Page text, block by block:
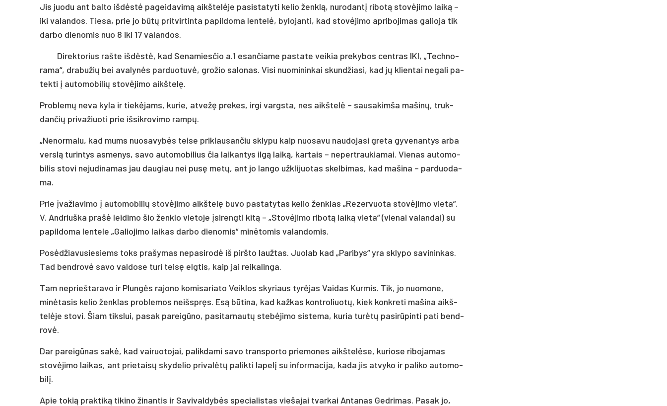
Jis juo­du ant bal­to išdėstė pa­gei­da­vimą aikš­telė­je pa­si­sta­ty­ti ke­lio ženklą, nu­ro­dantį ri­botą stovė­ji­mo laiką –
iki va­lan­dos. Tie­sa, prie jo būtų pri­tvir­tin­ta pa­pil­do­ma len­telė, by­lo­jan­ti, kad stovė­ji­mo ap­ri­bo­ji­mas ga­lio­ja tik
dar­bo die­no­mis nuo 8 iki 17 va­lan­dos.
Di­rek­to­rius raš­te išdėstė, kad Se­na­mies­čio a.1 esan­čia­me pa­sta­te vei­kia pre­ky­bos cent­ras IKI, „Tech­no­
ra­ma“, dra­bu­žių bei ava­lynės par­duo­tuvė, gro­žio sa­lo­nas. Vi­si nuo­mi­nin­kai skund­žia­si, kad jų klien­tai ne­ga­li pa­
tek­ti į au­to­mo­bi­lių stovė­ji­mo aikš­telę.
Prob­lemų ne­va ky­la ir tiekė­jams, ku­rie, at­vežę pre­kes, ir­gi vargs­ta, nes aikš­telė – sau­sa­kim­ša ma­šinų, truk­
dan­čių pri­va­žiuo­ti prie iš­sik­ro­vi­mo rampų.
„Ne­nor­ma­lu, kad mums nuo­sa­vybės tei­se pri­klau­san­čiu skly­pu kaip nuo­sa­vu nau­do­ja­si gre­ta gy­ve­nan­tys ar­ba
verslą tu­rin­tys as­me­nys, sa­vo au­to­mo­bi­lius čia lai­kan­tys ilgą laiką, kar­tais – ne­pert­rau­kia­mai. Vie­nas au­to­mo­
bi­lis sto­vi ne­ju­di­na­mas jau dau­giau nei pusę metų, ant jo lan­go užk­li­juo­tas skel­bi­mas, kad ma­ši­na – par­duo­da­
ma.
Prie įva­žia­vi­mo į au­to­mo­bi­lių stovė­ji­mo aikš­telę buvo pa­sta­ty­tas ke­lio ženk­las „Re­zer­vuo­ta stovė­ji­mo vie­ta“.
V. And­riuš­ka pra­šė lei­di­mo šio ženk­lo vie­to­je įsi­reng­ti kitą – „Stovė­ji­mo ri­botą laiką vie­ta“ (vie­nai va­lan­dai) su
pa­pil­do­ma len­te­le „Ga­lio­ji­mo lai­kas dar­bo die­no­mis“ minė­to­mis va­lan­do­mis.
Posėd­žia­vu­sie­siems toks pra­šy­mas ne­pa­si­rodė iš pirš­to lauž­tas. Juo­lab kad „Pa­ri­bys“ yra skly­po sa­vi­nin­kas.
Tad bend­rovė sa­vo val­do­se tu­ri teisę elg­tis, kaip jai rei­ka­lin­ga.
Tam ne­prieš­ta­ra­vo ir Plungės ra­jo­no ko­mi­sa­ria­to Veik­los sky­riaus tyrė­jas Vai­das Kur­mis. Tik, jo nuo­mo­ne,
minė­ta­sis ke­lio ženk­las pro­ble­mos neišspręs. Esą būti­na, kad kaž­kas kont­ro­liuotų, kiek konk­re­ti ma­ši­na aikš­
telė­je s­to­vi. Šiam tiks­lui, pa­sak pa­reigū­no, pa­si­tar­nautų stebė­ji­mo sis­te­ma, ku­ria turėtų pa­si­rūpin­ti pa­ti bend­
rovė.
Dar pa­reigū­nas sakė, kad vai­ruo­to­jai, pa­lik­da­mi sa­vo trans­por­to prie­mo­nes aikš­telė­se, ku­rio­se ri­bo­ja­mas
stovė­ji­mo lai­kas, ant prie­taisų sky­de­lio pri­valėtų pa­lik­ti la­pelį su in­for­ma­ci­ja, ka­da jis at­vy­ko ir pa­li­ko au­to­mo­
bilį.
Apie to­kią pra­ktiką ti­ki­no ži­nan­tis ir Sa­vi­val­dybės spe­cia­lis­tas vie­ša­jai tvar­kai An­ta­nas Ged­ri­mas. Pa­sak jo,